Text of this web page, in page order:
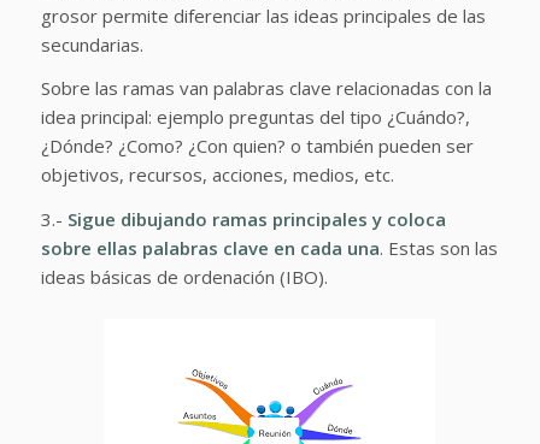
grosor permite diferenciar las ideas principales de las
secundarias.
Sobre las ramas van palabras clave relacionadas con la
idea principal: ejemplo preguntas del tipo ¿Cuándo?,
¿Dónde? ¿Como? ¿Con quien? o también pueden ser
objetivos, recursos, acciones, medios, etc.
3.- Sigue dibujando ramas principales y coloca
sobre ellas palabras clave en cada una. Estas son las
ideas básicas de ordenación (IBO).